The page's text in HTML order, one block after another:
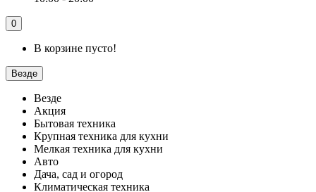
0
В корзине пусто!
Везде
Везде
Акция
Бытовая техника
Крупная техника для кухни
Мелкая техника для кухни
Авто
Дача, сад и огород
Климатическая техника